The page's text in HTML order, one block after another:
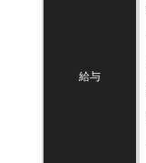
給与